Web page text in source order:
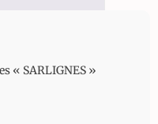
« SARLIGNES »